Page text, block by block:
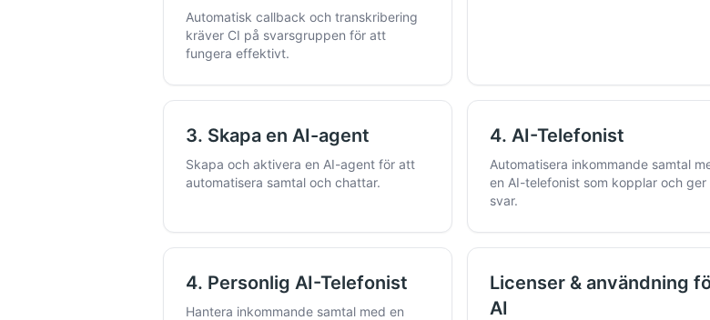
Automatisk callback och transkribering
kräver CI på svarsgruppen för att
fungera effektivt.
3. Skapa en AI-agent
Skapa och aktivera en AI-agent för att
automatisera samtal och chattar.
4. AI-Telefonist
Automatisera inkommande samtal
en AI-telefonist som kopplar och ger
svar.
4. Personlig AI-Telefonist
Hantera inkommande samtal med en
Licenser & användning
AI